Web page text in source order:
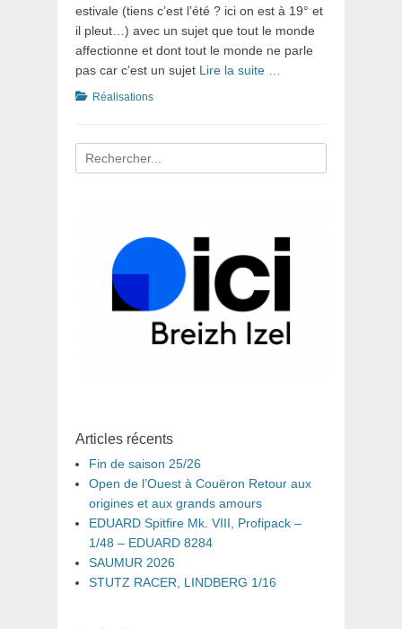
estivale (tiens c’est l’été ? ici on est à 19° et
il pleut…) avec un sujet que tout le monde
affectionne et dont tout le monde ne parle
pas car c’est un sujet Lire la suite …
Catégories
Réalisations
Recherche
pour
Articles récents
Fin de saison 25/26
Open de l’Ouest à Couëron Retour aux
origines et aux grands amours
EDUARD Spitfire Mk. VIII, Profipack –
1/48 – EDUARD 8284
SAUMUR 2026
STUTZ RACER, LINDBERG 1/16